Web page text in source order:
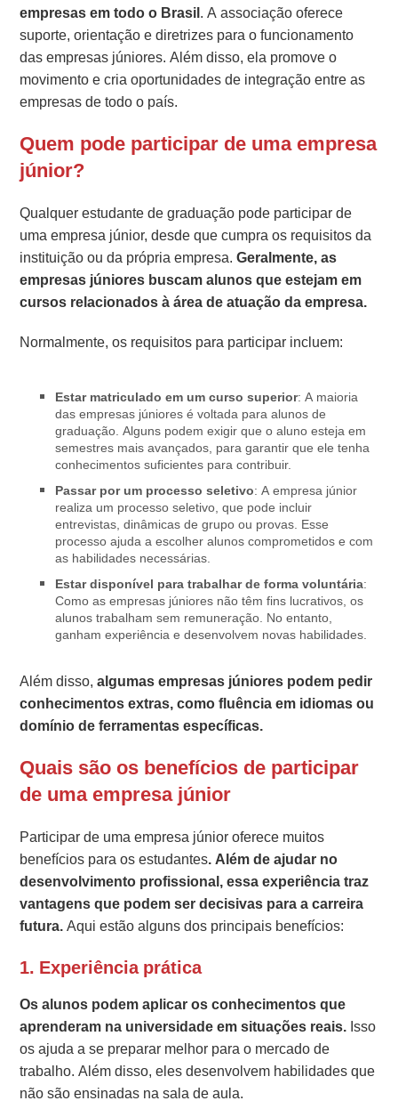
empresas em todo o Brasil. A associação oferece
suporte, orientação e diretrizes para o funcionamento
das empresas júniores. Além disso, ela promove o
movimento e cria oportunidades de integração entre as
empresas de todo o país.
Quem pode participar de uma empresa
júnior?
Qualquer estudante de graduação pode participar de
uma empresa júnior, desde que cumpra os requisitos da
instituição ou da própria empresa.Geralmente, as
empresas júniores buscam alunos que estejam em
cursos relacionados à área de atuação da empresa.
Normalmente, os requisitos para participar incluem:
Estar matriculado em um curso superior: A maioria
das empresas júniores é voltada para alunos de
graduação. Alguns podem exigir que o aluno esteja em
semestres mais avançados, para garantir que ele tenha
conhecimentos suficientes para contribuir.
Passar por um processo seletivo: A empresa júnior
realiza um processo seletivo, que pode incluir
entrevistas, dinâmicas de grupo ou provas. Esse
processo ajuda a escolher alunos comprometidos e com
as habilidades necessárias.
Estar disponível para trabalhar de forma voluntária:
Como as empresas júniores não têm fins lucrativos, os
alunos trabalham sem remuneração. No entanto,
ganham experiência e desenvolvem novas habilidades.
Além disso,algumas empresas júniores podem pedir
conhecimentos extras, como fluência em idiomas ou
domínio de ferramentas específicas.
Quais são os benefícios de participar
de uma empresa júnior
Participar de uma empresa júnior oferece muitos
benefícios para os estudantes. Além de ajudar no
desenvolvimento profissional, essa experiência traz
vantagens que podem ser decisivas para a carreira
futura.Aqui estão alguns dos principais benefícios:
1. Experiência prática
Os alunos podem aplicar os conhecimentos que
aprenderam na universidade em situações reais. Isso
os ajuda a se preparar melhor para o mercado de
trabalho. Além disso, eles desenvolvem habilidades que
não são ensinadas na sala de aula.